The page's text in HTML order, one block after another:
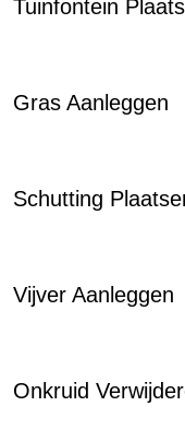
Tuinfontein
Gras Aanleggen
Schutting
Vijver Aanleggen
Onkruid